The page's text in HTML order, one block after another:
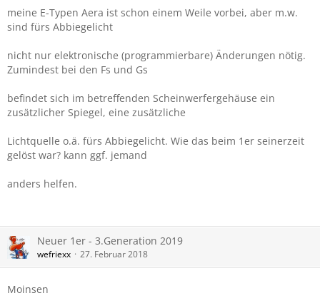
meine E-Typen Aera ist schon einem Weile vorbei, aber m.w.
sind fürs Abbiegelicht
nicht nur elektronische (programmierbare) Änderungen nötig.
Zumindest bei den Fs und Gs
befindet sich im betreffenden Scheinwerfergehäuse ein
zusätzlicher Spiegel, eine zusätzliche
Lichtquelle o.ä. fürs Abbiegelicht. Wie das beim 1er seinerzeit
gelöst war? kann ggf. jemand
anders helfen.
Neuer 1er - 3.Generation 2019
wefriexx 27. Februar 2018
Moinsen